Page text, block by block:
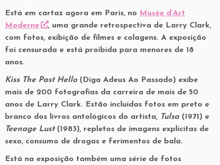
Está em cartaz agora em Paris, no Musée d’Art
Moderne
, uma grande retrospectiva de Larry Clark,
com fotos, exibição de filmes e colagens. A exposição
foi censurada e está proibida para menores de 18
anos.
Kiss The Past Hello(Diga Adeus Ao Passado) exibe
mais de 200 fotografias da carreira de mais de 50
anos de Larry Clark. Estão incluídas fotos em preto e
branco dos livros antológicos do artista, Tulsa(1971) e
Teenage Lust(1983), repletos de imagens explícitas de
sexo, consumo de drogas e ferimentos de bala.
Está na exposição também uma série de fotos